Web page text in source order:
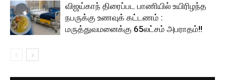
விஜய்காந் திரைப்பட பாணியில் உயிரிழந்த
நபருக்கு உணவுக் கட்டணம் :
மருத்துவமனைக்கு 65லட்சம் அபராதம்!!